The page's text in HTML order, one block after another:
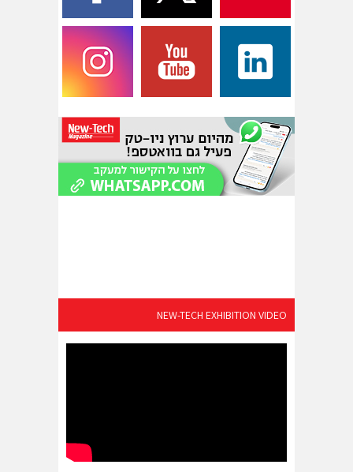
NEW-TECH EXHIBITION VIDEO